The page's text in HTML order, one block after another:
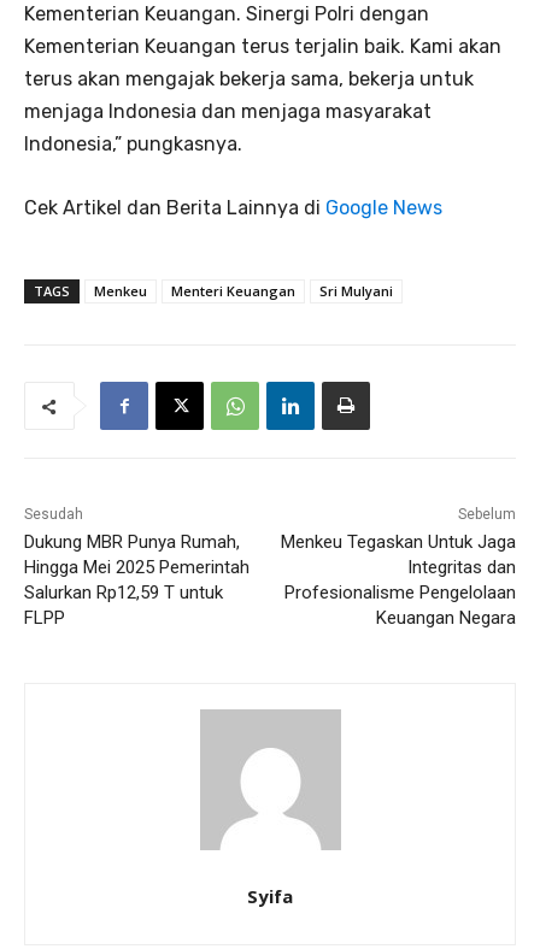
Kementerian Keuangan. Sinergi Polri dengan
Kementerian Keuangan terus terjalin baik. Kami akan
terus akan mengajak bekerja sama, bekerja untuk
menjaga Indonesia dan menjaga masyarakat
Indonesia,” pungkasnya.
Cek Artikel dan Berita Lainnya di Google News
TAGS Menkeu Menteri Keuangan Sri Mulyani
Sesudah
Dukung MBR Punya Rumah,
Hingga Mei 2025 Pemerintah
Salurkan Rp12,59 T untuk
FLPP
Sebelum
Menkeu Tegaskan Untuk Jaga
Integritas dan
Profesionalisme Pengelolaan
Keuangan Negara
Syifa